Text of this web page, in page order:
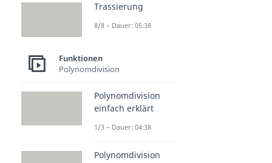
Trassierung
8/8 – Dauer: 05:38
Funktionen
Polynomdivision
Polynomdivision
einfach erklärt
1/3 – Dauer: 04:38
Polynomdivision